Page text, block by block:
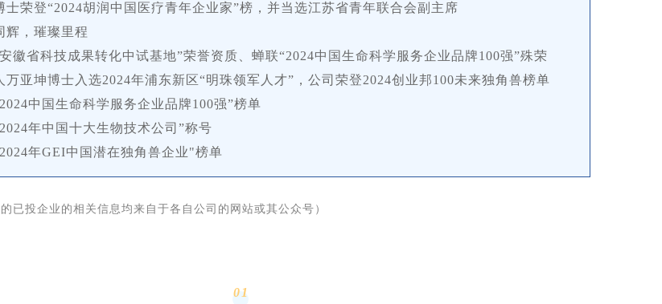
士荣登“2024胡润中国医疗青年企业家”榜，并当选江苏省青年联合会副主席
辉，璀璨里程
徽省科技成果转化中试基地”荣誉资质、蝉联“2024中国生命科学服务企业品牌100强”殊荣
万亚坤博士入选2024年浦东新区“明珠领军人才”，公司荣登2024创业邦100未来独角兽榜单
中国生命科学服务企业品牌100强”榜单
年中国十大生物技术公司”称号
年GEI中国潜在独角兽企业"榜单
已投企业的相关信息均来自于各自公司的网站或其公众号）
0 1